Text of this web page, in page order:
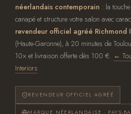
néerlandais contemporain : la
canapé et structure votre salon avec
revendeur officiel agréé Richmond
(Haute-Garonne), à 20 minutes de
10× et livraison offerte dès 100 €. ←
Interiors
REVENDEUR OFFICIEL AGRÉÉ
MARQUE NÉERLANDAISE · PAYS-